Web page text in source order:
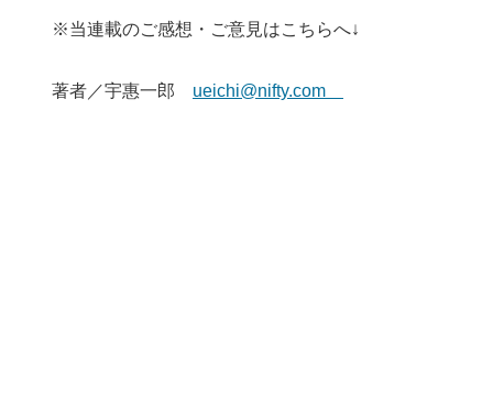
※当連載のご感想・ご意見はこちらへ↓
著者／宇惠一郎 ueichi@nifty.com